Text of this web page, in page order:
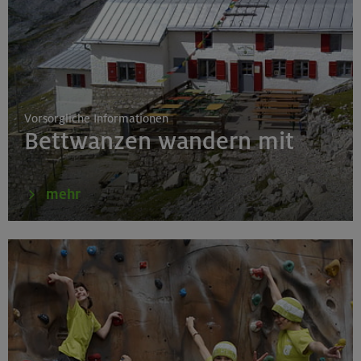
17./18./19.08.26
Aufbaukurs Klettern indoor (3 Termine)
München
17./18./19.08.26
Aufbaukurs Klettern indoor
16.08.26
Schnupperkletterkurs indoor
Vorsorgliche Informationen
Bettwanzen wandern mit
mehr